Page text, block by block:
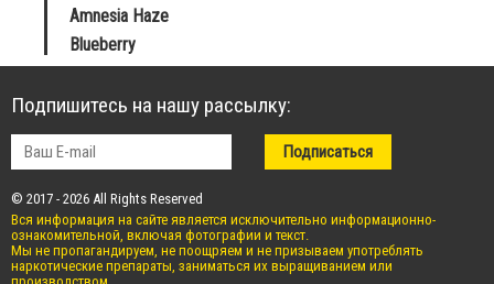
Amnesia Haze
Blueberry
Подпишитесь на нашу рассылку:
© 2017 - 2026 All Rights Reserved
Вся информация на сайте является исключительно информационно-
ознакомительной, включая фотографии и текст.
Мы не пропагандируем, не поощряем и не призываем употреблять
наркотические препараты, заниматься их выращиванием или